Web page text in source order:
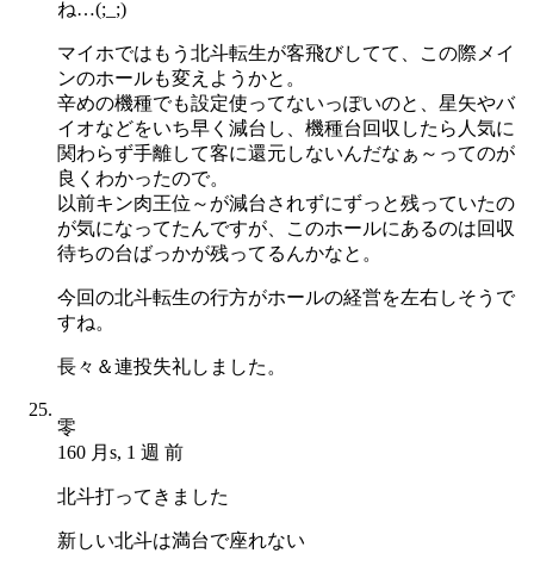
ね…(;_;)
マイホではもう北斗転生が客飛びしてて、この際メイ
ンのホールも変えようかと。
辛めの機種でも設定使ってないっぽいのと、星矢やバ
イオなどをいち早く減台し、機種台回収したら人気に
関わらず手離して客に還元しないんだなぁ～ってのが
良くわかったので。
以前キン肉王位～が減台されずにずっと残っていたの
が気になってたんですが、このホールにあるのは回収
待ちの台ばっかが残ってるんかなと。
今回の北斗転生の行方がホールの経営を左右しそうで
すね。
長々＆連投失礼しました。
零
160 月s, 1 週 前
北斗打ってきました
新しい北斗は満台で座れない